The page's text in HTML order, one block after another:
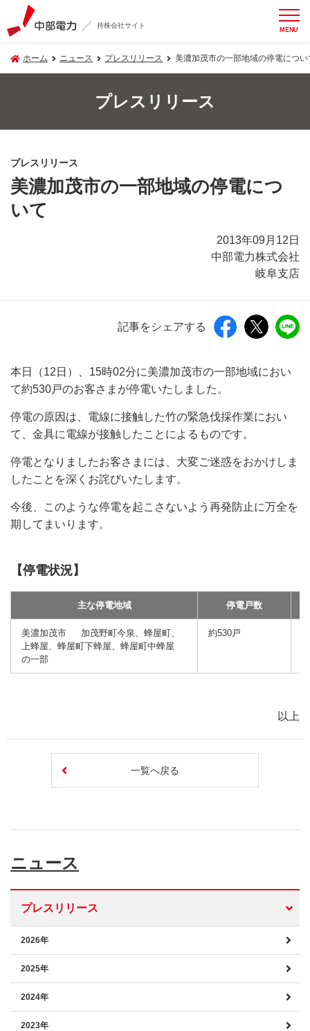
持株会社サイト MENU
ホーム ニュース プレスリリース 美濃加茂市の一部地域の停電につい
プレスリリース
プレスリリース
美濃加茂市の一部地域の停電につ
いて
2013年09月12日
中部電力株式会社
岐阜支店
記事をシェアする
本日（12日）、15時02分に美濃加茂市の一部地域におい
て約530戸のお客さまが停電いたしました。
停電の原因は、電線に接触した竹の緊急伐採作業におい
て、金具に電線が接触したことによるものです。
停電となりましたお客さまには、大変ご迷惑をおかけしま
したことを深くお詫びいたします。
今後、このような停電を起こさないよう再発防止に万全を
期してまいります。
【停電状況】
主な停電地域 停電戸数
美濃加茂市 加茂野町今泉、蜂屋町、
上蜂屋、蜂屋町下蜂屋、蜂屋町中蜂屋
の一部
約530戸
以上
一覧へ戻る
ニュース
プレスリリース
2026年
2025年
2024年
2023年